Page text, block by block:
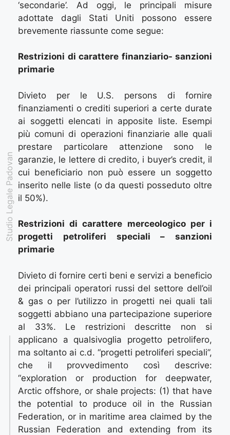
Studio Legale Padovan
‘secondarie’. Ad oggi, le principali misure
adottate dagli Stati Uniti possono essere
brevemente riassunte come segue:
Restrizioni di carattere finanziario- sanzioni
primarie
Divieto per le U.S. persons di fornire
finanziamenti o crediti superiori a certe durate
ai soggetti elencati in apposite liste. Esempi
più comuni di operazioni finanziarie alle quali
prestare particolare attenzione sono le
garanzie, le lettere di credito, i buyer’s credit, il
cui beneficiario non può essere un soggetto
inserito nelle liste (o da questi posseduto oltre
il 50%).
Restrizioni di carattere merceologico per i
progetti petroliferi speciali – sanzioni
primarie
Divieto di fornire certi beni e servizi a beneficio
dei principali operatori russi del settore dell’oil
& gas o per l’utilizzo in progetti nei quali tali
soggetti abbiano una partecipazione superiore
al 33%. Le restrizioni descritte non si
applicano a qualsivoglia progetto petrolifero,
ma soltanto ai c.d. “progetti petroliferi speciali”,
che il provvedimento così descrive:
“exploration or production for deepwater,
Arctic offshore, or shale projects: (1) that have
the potential to produce oil in the Russian
Federation, or in maritime area claimed by the
Russian Federation and extending from its